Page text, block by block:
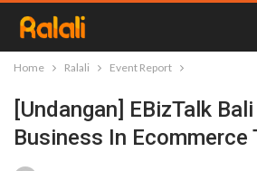
Home Ralali Event Report
[Undangan] EBizTalk
Business In Ecommerce